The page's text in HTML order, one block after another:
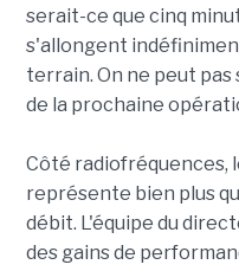
serait-ce que cinq
s'allongent
terrain. On ne peut pas
de la prochaine
Côté radiofréquences,
représente bien plus
débit. L'équipe du
des gains de